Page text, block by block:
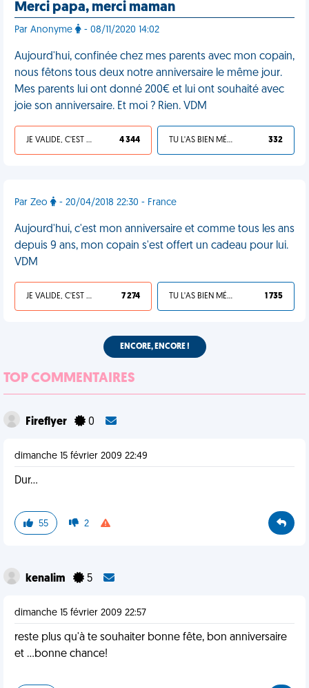
Merci papa, merci maman
Par Anonyme - 08/11/2020 14:02
Aujourd'hui, confinée chez mes parents avec mon copain,
nous fêtons tous deux notre anniversaire le même jour.
Mes parents lui ont donné 200€ et lui ont souhaité avec
joie son anniversaire. Et moi ? Rien. VDM
JE VALIDE, C'EST UNE VDM 4 344 TU L'AS BIEN MÉRITÉ 332
Par Zeo - 20/04/2018 22:30 - France
Aujourd'hui, c'est mon anniversaire et comme tous les ans
depuis 9 ans, mon copain s'est offert un cadeau pour lui.
VDM
JE VALIDE, C'EST UNE VDM 7 274 TU L'AS BIEN MÉRITÉ 1 735
ENCORE, ENCORE !
TOP COMMENTAIRES
Fireflyer 0
dimanche 15 février 2009 22:49
Dur...
55 2
kenalim 5
dimanche 15 février 2009 22:57
reste plus qu'à te souhaiter bonne fête, bon anniversaire
et ...bonne chance!